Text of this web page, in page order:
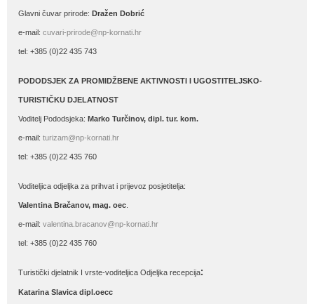
Glavni čuvar prirode: Dražen Dobrić
e-mail: cuvari-prirode@np-kornati.hr
tel: +385 (0)22 435 743
PODODSJEK ZA PROMIDŽBENE AKTIVNOSTI I UGOSTITELJSKO-
TURISTIČKU DJELATNOST
Voditelj Pododsjeka: Marko Turčinov, dipl. tur. kom.
e-mail: turizam@np-kornati.hr
tel: +385 (0)22 435 760
Voditeljica odjeljka za prihvat i prijevoz posjetitelja:
Valentina Bračanov, mag. oec
e-mail: valentina.bracanov@np-kornati.hr
tel: +385 (0)22 435 760
Turistički djelatnik I vrste-voditeljica Odjeljka recepcija:
Katarina Slavica dipl.oecc